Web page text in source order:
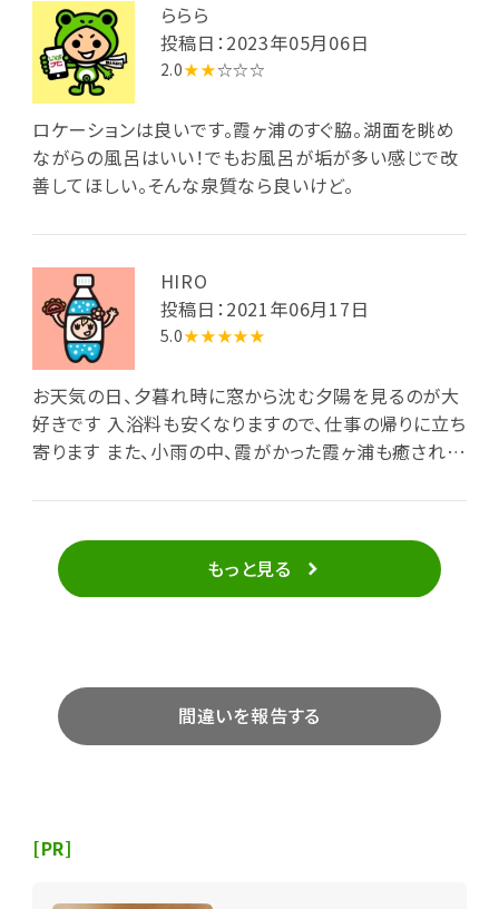
ららら
投稿日：2023年05月06日
2.0★★☆☆☆
ロケーションは良いです。霞ヶ浦のすぐ脇。湖面を眺め
ながらの風呂はいい！でもお風呂が垢が多い感じで改
善してほしい。そんな泉質なら良いけど。
HIRO
投稿日：2021年06月17日
5.0★★★★★
お天気の日、夕暮れ時に窓から沈む夕陽を見るのが大
好きです 入浴料も安くなりますので、仕事の帰りに立ち
寄ります また、小雨の中、霞がかった霞ヶ浦も癒されま
もっと見る
間違いを報告する
[PR]